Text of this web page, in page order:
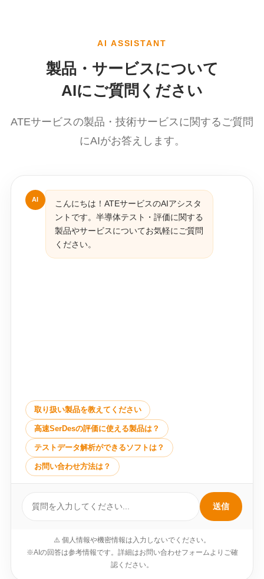
AI ASSISTANT
製品・サービスについて
AIにご質問ください
ATEサービスの製品・技術サービスに関するご質問
にAIがお答えします。
AI
こんにちは！ATEサービスのAIアシスタ
ントです。半導体テスト・評価に関する
製品やサービスについてお気軽にご質問
ください。
取り扱い製品を教えてください
高速SerDesの評価に使える製品は？
テストデータ解析ができるソフトは？
お問い合わせ方法は？
送信
⚠️ 個人情報や機密情報は入力しないでください。
※AIの回答は参考情報です。詳細はお問い合わせフォームよりご確
認ください。